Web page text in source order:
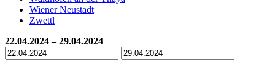
Wiener Neustadt
Zwettl
22.04.2024 – 29.04.2024